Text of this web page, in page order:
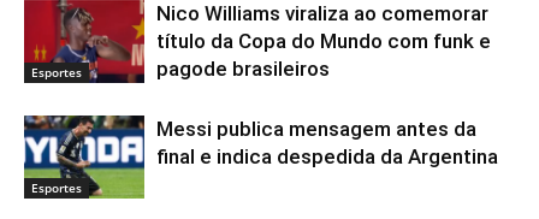
Esportes
Nico Williams viraliza ao comemorar
título da Copa do Mundo com funk e
pagode brasileiros
Esportes
Messi publica mensagem antes da
final e indica despedida da Argentina